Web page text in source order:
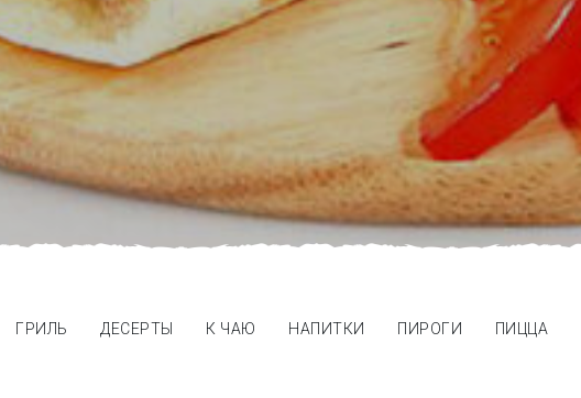
ГРИЛЬ ДЕСЕРТЫ К ЧАЮ НАПИТКИ ПИРОГИ ПИЦЦА